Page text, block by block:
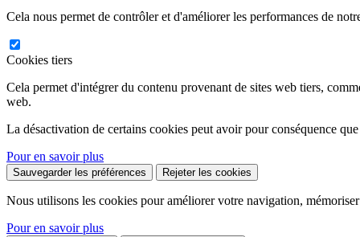
Cela nous permet de contrôler et d'améliorer les performances de
Cookies tiers
Cela permet d'intégrer du contenu provenant de sites web tiers,
web.
La désactivation de certains cookies peut avoir pour conséquence
Pour en savoir plus
Sauvegarder les préférences Rejeter les cookies
Nous utilisons les cookies pour améliorer votre navigation,
Pour en savoir plus